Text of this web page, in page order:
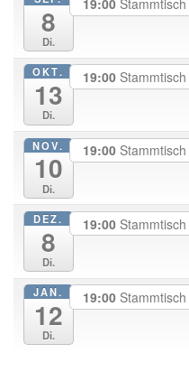
8
Di.
19:00 Stammtisch
OKT.
13
Di.
19:00 Stammtisch
NOV.
10
Di.
19:00 Stammtisch
DEZ.
8
Di.
19:00 Stammtisch
JAN.
12
Di.
19:00 Stammtisch